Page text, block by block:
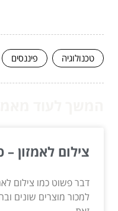
טכנולוגיה פיננסים
צילום לאמזון
דבר פשוט כמו צילום
למכור מוצרים שונים